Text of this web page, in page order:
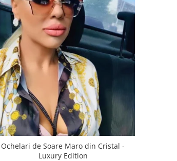
Ochelari de Soare Maro din Cristal -
Luxury Edition